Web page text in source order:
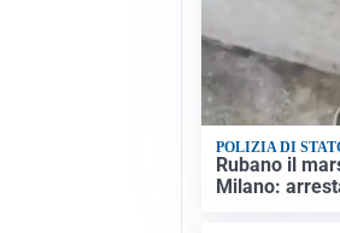
POLIZIA DI
Rubano il
Milano: